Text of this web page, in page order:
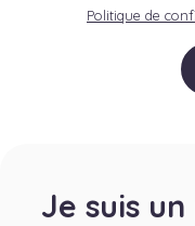
Politique de
Je suis un